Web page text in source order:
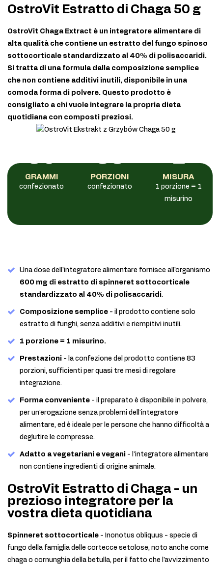
OstroVit Estratto di Chaga 50 g
OstroVit Chaga Extract è un integratore alimentare di
alta qualità che contiene un estratto del fungo spinoso
sottocorticale standardizzato al 40% di polisaccaridi.
Si tratta di una formula dalla composizione semplice
che non contiene additivi inutili, disponibile in una
comoda forma di polvere. Questo prodotto è
consigliato a chi vuole integrare la propria dieta
quotidiana con composti preziosi.
50
GRAMMI
confezionato
83
PORZIONI
confezionato
1
MISURA
1 porzione = 1
misurino
Una dose dell'integratore alimentare fornisce all'organismo
600 mg di estratto di spinneret sottocorticale
standardizzato al 40% di polisaccaridi.
Composizione semplice - il prodotto contiene solo
estratto di funghi, senza additivi e riempitivi inutili.
1 porzione = 1 misurino.
Prestazioni - la confezione del prodotto contiene 83
porzioni, sufficienti per quasi tre mesi di regolare
integrazione.
Forma conveniente - il preparato è disponibile in polvere,
per un'erogazione senza problemi dell'integratore
alimentare, ed è ideale per le persone che hanno difficoltà a
deglutire le compresse.
Adatto a vegetariani e vegani - l'integratore alimentare
non contiene ingredienti di origine animale.
OstroVit Estratto di Chaga - un
prezioso integratore per la
vostra dieta quotidiana
Spinneret sottocorticale - Inonotus obliquus - specie di
fungo della famiglia delle cortecce setolose, noto anche come
chaga o cornunghia della betulla, per il fatto che l'avvizzimento